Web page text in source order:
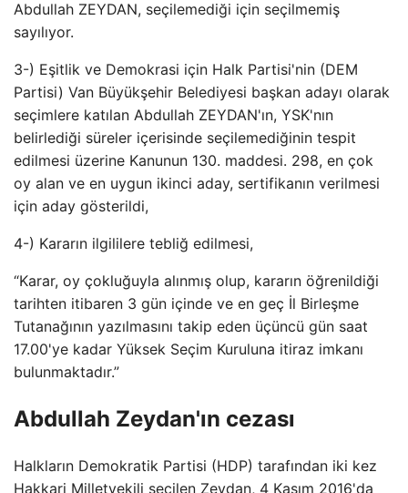
Abdullah ZEYDAN, seçilemediği için seçilmemiş
sayılıyor.
3-) Eşitlik ve Demokrasi için Halk Partisi'nin (DEM
Partisi) Van Büyükşehir Belediyesi başkan adayı olarak
seçimlere katılan Abdullah ZEYDAN'ın, YSK'nın
belirlediği süreler içerisinde seçilemediğinin tespit
edilmesi üzerine Kanunun 130. maddesi. 298, en çok
oy alan ve en uygun ikinci aday, sertifikanın verilmesi
için aday gösterildi,
4-) Kararın ilgililere tebliğ edilmesi,
“Karar, oy çokluğuyla alınmış olup, kararın öğrenildiği
tarihten itibaren 3 gün içinde ve en geç İl Birleşme
Tutanağının yazılmasını takip eden üçüncü gün saat
17.00'ye kadar Yüksek Seçim Kuruluna itiraz imkanı
bulunmaktadır.”
Abdullah Zeydan'ın cezası
Halkların Demokratik Partisi (HDP) tarafından iki kez
Hakkari Milletvekili seçilen Zeydan, 4 Kasım 2016'da